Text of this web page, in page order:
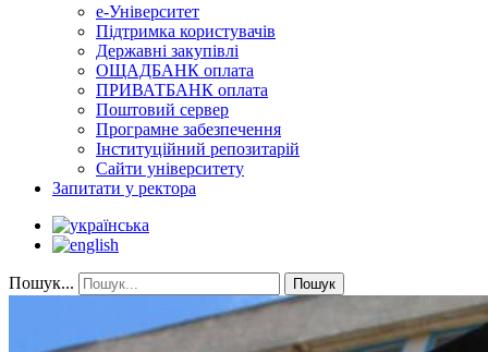
е-Університет
Підтримка користувачів
Державні закупівлі
ОЩАДБАНК оплата
ПРИВАТБАНК оплата
Поштовий сервер
Програмне забезпечення
Інституційний репозитарій
Сайти університету
Запитати у ректора
Пошук... Пошук